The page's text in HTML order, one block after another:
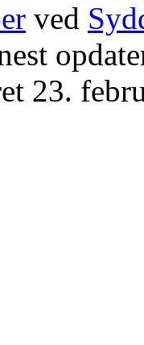
ved
23.